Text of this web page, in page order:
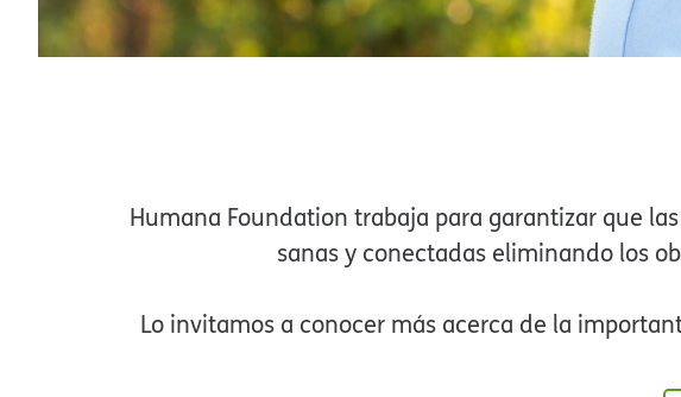
Humana Foundation trabaja para garantizar que
sanas y conectadas eliminando los
Lo invitamos a conocer más acerca de la